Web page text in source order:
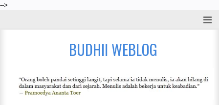
-->
BUDHII WEBLOG